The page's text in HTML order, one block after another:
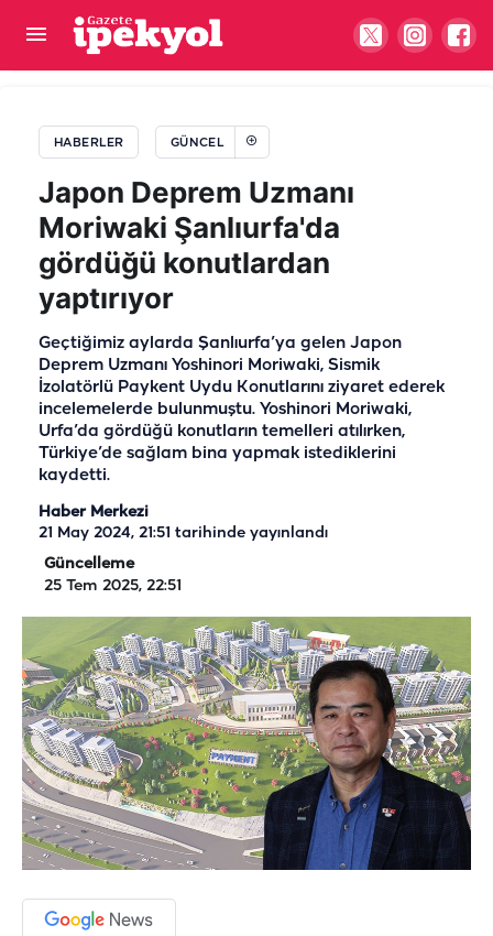
HABERLER GÜNCEL
Japon Deprem Uzmanı
Moriwaki Şanlıurfa'da
gördüğü konutlardan
yaptırıyor
Geçtiğimiz aylarda Şanlıurfa’ya gelen Japon
Deprem Uzmanı Yoshinori Moriwaki, Sismik
İzolatörlü Paykent Uydu Konutlarını ziyaret ederek
incelemelerde bulunmuştu. Yoshinori Moriwaki,
Urfa’da gördüğü konutların temelleri atılırken,
Türkiye’de sağlam bina yapmak istediklerini
kaydetti.
Haber Merkezi
21 May 2024, 21:51 tarihinde yayınlandı
Güncelleme
25 Tem 2025, 22:51
Şanlıurfalı mevsimlik işçiden acı haber: Ekmek